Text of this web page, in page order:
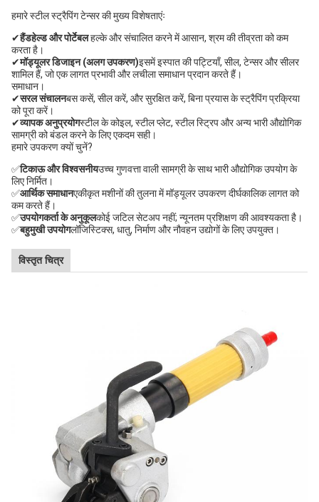
हमारे स्टील स्ट्रैपिंग टेन्सर की मुख्य विशेषताएंः
✔हैंडहेल्ड और पोर्टेबल️ हल्के और संचालित करने में आसान, श्रम की तीव्रता को कम
करता है।
✔मॉड्यूलर डिजाइन (अलग उपकरण)इसमें इस्पात की पट्टियाँ, सील, टेन्सर और सीलर
शामिल हैं, जो एक लागत प्रभावी और लचीला समाधान प्रदान करते हैं।
समाधान।
✔सरल संचालनबस कसें, सील करें, और सुरक्षित करें, बिना प्रयास के स्ट्रैपिंग प्रक्रिया
को पूरा करें।
✔व्यापक अनुप्रयोगस्टील के कोइल, स्टील प्लेट, स्टील स्ट्रिप और अन्य भारी औद्योगिक
सामग्री को बंडल करने के लिए एकदम सही।
हमारे उपकरण क्यों चुनें?
✅टिकाऊ और विश्वसनीयउच्च गुणवत्ता वाली सामग्री के साथ भारी औद्योगिक उपयोग के
लिए निर्मित।
✅आर्थिक समाधानएकीकृत मशीनों की तुलना में मॉड्यूलर उपकरण दीर्घकालिक लागत को
कम करते हैं।
✅उपयोगकर्ता के अनुकूलकोई जटिल सेटअप नहीं; न्यूनतम प्रशिक्षण की आवश्यकता है।
✅बहुमुखी उपयोगलॉजिस्टिक्स, धातु, निर्माण और नौवहन उद्योगों के लिए उपयुक्त।
विस्तृत चित्र